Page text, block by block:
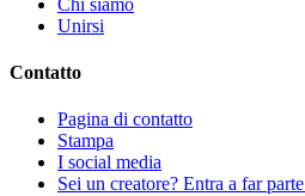
Unirsi
Contatto
Pagina di contatto
Stampa
I social media
Sei un creatore? Entra a far